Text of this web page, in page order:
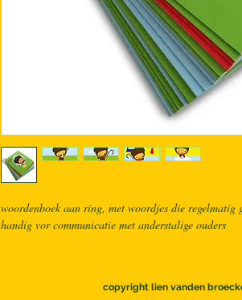
woordenboek aan ring, met woordjes die regelmatig
handig vor communicatie met anderstalige ouders
copyright lien vanden broecke